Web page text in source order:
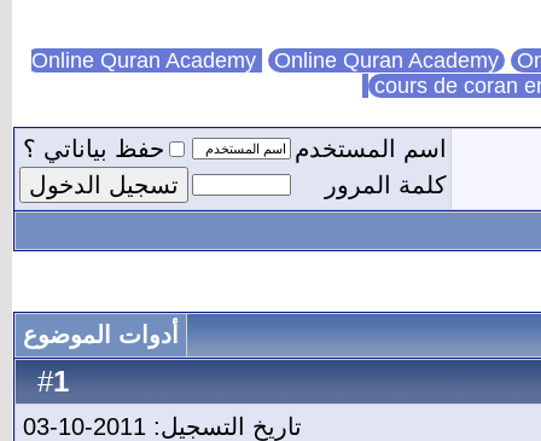
Online Quran Academy
cours de coran
اسم المستخدم
حفظ بياناتي ؟
كلمة المرور
أدوات الموضوع
#
1
تاريخ التسجيل: 2011-10-03